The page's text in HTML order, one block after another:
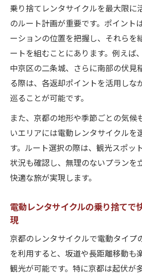
乗り捨てレンタサイクルを最大限に
のルート計画が重要です。ポイント
ーションの位置を把握し、それらを
ートを組むことにあります。例えば
中京区の二条城、さらに南部の伏見
る際は、各返却ポイントを活用しな
巡ることが可能です。
また、京都の地形や季節ごとの気候
いエリアには電動レンタサイクルを
す。ルート選択の際は、観光スポッ
状況も確認し、無理のないプランを
快適な旅が実現します。
電動レンタサイクルの乗り捨てで
現
京都のレンタサイクルで電動タイプ
を利用すると、坂道や長距離移動も
観光が可能です。特に京都は起伏が